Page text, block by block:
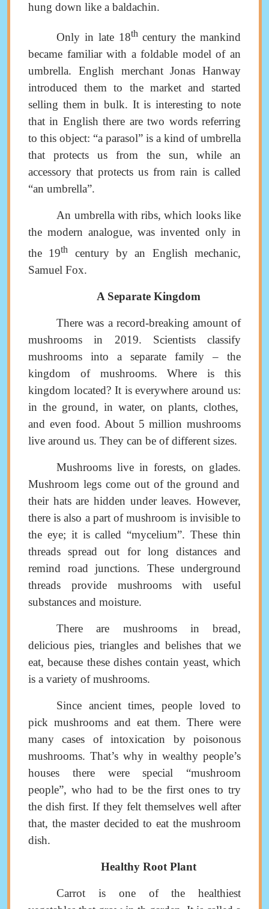
hung down like a baldachin.
Only in late 18thcentury the mankind
became familiar with a foldable model of an
umbrella. English merchant Jonas Hanway
introduced them to the market and started
selling them in bulk. It is interesting to note
that in English there are two words referring
to this object: “a parasol” is a kind of umbrella
that protects us from the sun, while an
accessory that protects us from rain is called
“an umbrella”.
An umbrella with ribs, which looks like
the modern analogue, was invented only in
the 19th
century by an English mechanic,
Samuel Fox.
A Separate Kingdom
There was a record-breaking amount of
mushrooms in 2019. Scientists
classify
mushrooms into a separate family – the
kingdom of mushrooms. Where is this
kingdom located? It is everywhere around us:
in the ground, in water, on plants, clothes,
and even food. About 5 million mushrooms
live around us. They can be of different sizes.
Mushrooms live in forests, on glades.
Mushroom legs come out of the ground and
their hats are hidden under leaves. However,
there is also a part of mushroom is invisible to
the eye; it is called “mycelium”. These thin
threads spread out
for long distances and
remind road junctions. These underground
threads provide mushrooms with useful
substances and moisture.
There are mushroomsin bread,
delicious pies, triangles and belishes that we
eat, because these dishes contain yeast, which
is a variety of mushrooms.
Since ancient times, people loved to
pick mushrooms and eat them. There were
many cases of intoxication by poisonous
mushrooms. That’s why in wealthy people’s
houses there were special “mushroom
people”, who had to be the first ones to try
the dish first. If they felt themselves well after
that, the master decided to eat the mushroom
dish.
Healthy Root Plant
Carrot is one of the healthiest